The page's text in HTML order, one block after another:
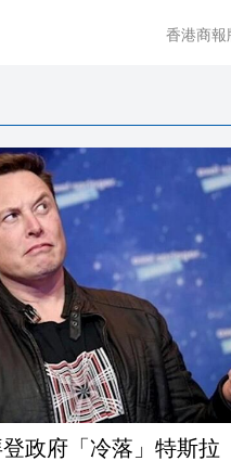
香港商報
政府「冷落」特斯拉